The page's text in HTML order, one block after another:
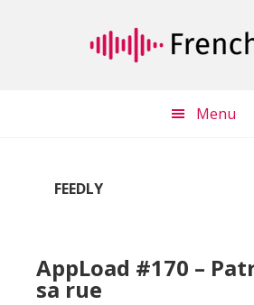
Menu
FEEDLY
AppLoad #170 –
sa rue